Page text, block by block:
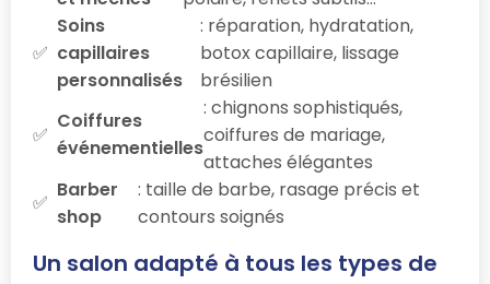
Soins
capillaires
personnalisés
: réparation, hydratation,
botox capillaire, lissage
brésilien
Coiffures
événementielles
: chignons sophistiqués,
coiffures de mariage,
attaches élégantes
Barber
shop
: taille de barbe, rasage précis et
contours soignés
Un salon adapté à tous les types de